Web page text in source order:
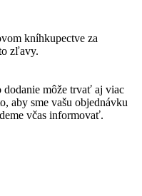
kníhkupectve za
zľavy.
dodanie môže trvať aj viac
aby sme vašu objednávku
včas informovať.